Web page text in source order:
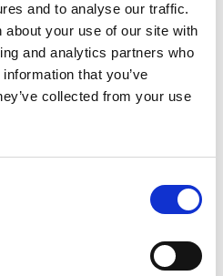
and to analyse our traffic.
about your use of our site with
and analytics partners who
that you’ve
collected from your use
aumentata fortemente la
abitazioni